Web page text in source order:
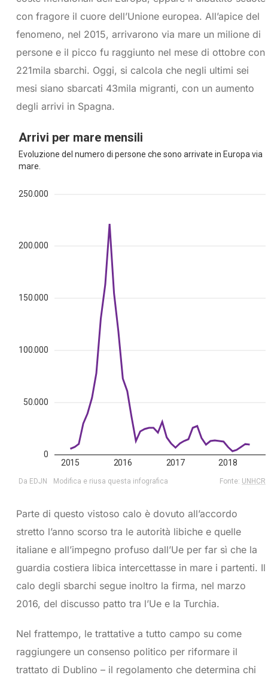
con fragore il cuore dell’Unione europea. All’apice del
fenomeno, nel 2015, arrivarono via mare un milione di
persone e il picco fu raggiunto nel mese di ottobre con
221mila sbarchi. Oggi, si calcola che negli ultimi sei
mesi siano sbarcati 43mila migranti, con un aumento
degli arrivi in Spagna.
Parte di questo vistoso calo è dovuto all’accordo
stretto l’anno scorso tra le autorità libiche e quelle
italiane e all’impegno profuso dall’Ue per far sì che la
guardia costiera libica intercettasse in mare i partenti. Il
calo degli sbarchi segue inoltro la firma, nel marzo
2016, del discusso patto tra l’Ue e la Turchia.
Nel frattempo, le trattative a tutto campo su come
raggiungere un consenso politico per riformare il
trattato di Dublino – il regolamento che determina chi